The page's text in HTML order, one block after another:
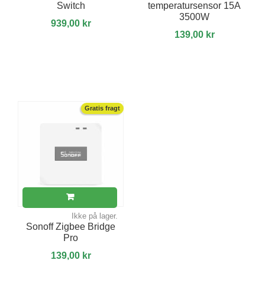
Switch
939,00 kr
temperatursensor 15A
3500W
139,00 kr
Gratis fragt
Ikke på lager.
Sonoff Zigbee Bridge
Pro
139,00 kr